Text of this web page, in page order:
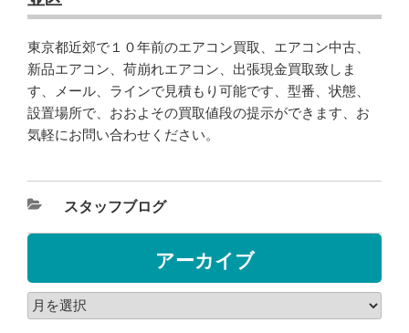
東京都近郊で１０年前のエアコン買取、エアコン中古、
新品エアコン、荷崩れエアコン、出張現金買取致しま
す、メール、ラインで見積もり可能です、型番、状態、
設置場所で、おおよその買取値段の提示ができます、お
気軽にお問い合わせください。
スタッフブログ
アーカイブ